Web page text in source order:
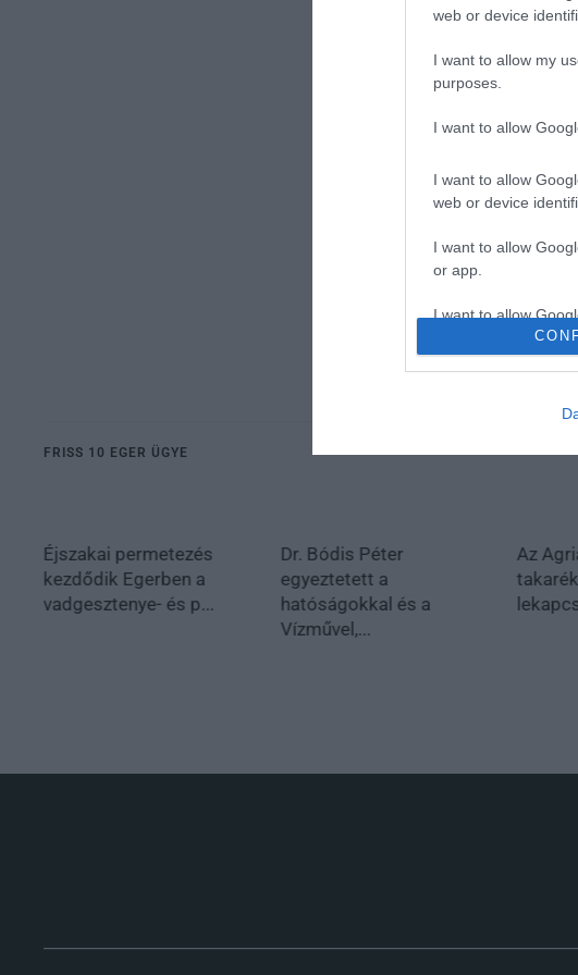
web or device
I want to allow my
purposes.
I want to allow
I want to allow
web or device
I want to allow
or app.
I want to allow
FRISS 10 EGER ÜGYE
Éjszakai permetezés
kezdődik Egerben a
vadgesztenye- és p...
Dr. Bódis Péter
egyeztetett a
hatóságokkal és a
Vízművel,...
Az